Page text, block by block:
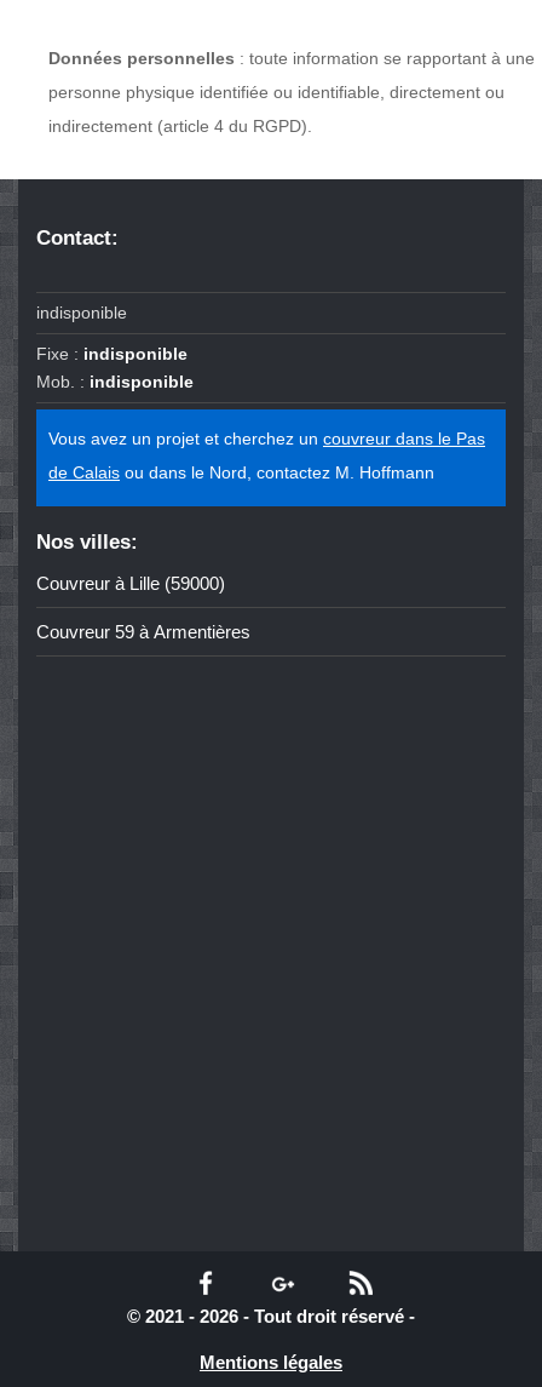
Données personnelles : toute information se rapportant à une
personne physique identifiée ou identifiable, directement ou
indirectement (article 4 du RGPD).
Contact:
indisponible
Fixe : indisponible
Mob. : indisponible
Vous avez un projet et cherchez un couvreur dans le Pas
de Calais ou dans le Nord, contactez M. Hoffmann
Nos villes:
Couvreur à Lille (59000)
Couvreur 59 à Armentières
© 2021 - 2026 - Tout droit réservé -
Mentions légales